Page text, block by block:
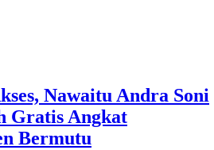
Nawaitu Andra Soni
Gratis Angkat
Bermutu